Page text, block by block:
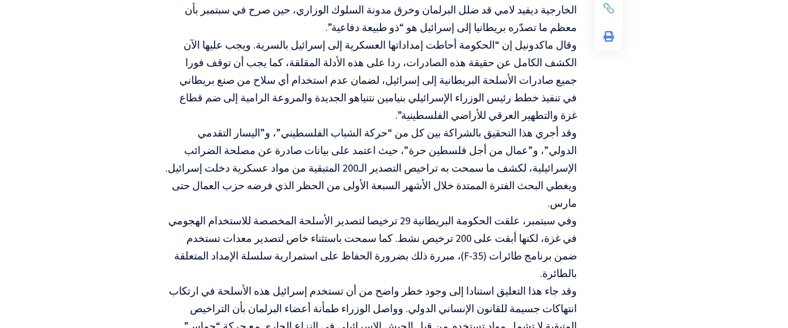
الخارجية ديفيد لامي قد ضلل البرلمان وخرق مدونة السلوك الوزاري، حين صرح في سبتمبر بأن
معظم ما تصدّره بريطانيا إلى إسرائيل هو “ذو طبيعة دفاعية”.
وقال ماكدونيل إن “الحكومة أحاطت إمداداتها العسكرية إلى إسرائيل بالسرية. ويجب عليها الآن
الكشف الكامل عن حقيقة هذه الصادرات، ردا على هذه الأدلة المقلقة، كما يجب أن توقف فورا
جميع صادرات الأسلحة البريطانية إلى إسرائيل، لضمان عدم استخدام أي سلاح من صنع بريطاني
في تنفيذ خطط رئيس الوزراء الإسرائيلي بنيامين نتنياهو الجديدة والمروعة الرامية إلى ضم قطاع
غزة والتطهير العرقي للأراضي الفلسطينية”.
وقد أجري هذا التحقيق بالشراكة بين كل من “حركة الشباب الفلسطيني”، و”اليسار التقدمي
الدولي”، و”عمال من أجل فلسطين حرة”، حيث اعتمد على بيانات صادرة عن مصلحة الضرائب
الإسرائيلية، لكشف ما سمحت به تراخيص التصدير الـ200 المتبقية من مواد عسكرية دخلت إسرائيل.
ويغطي البحث الفترة الممتدة خلال الأشهر السبعة الأولى من الحظر الذي فرضه حزب العمال حتى
مارس.
وفي سبتمبر، علقت الحكومة البريطانية 29 ترخيصا لتصدير الأسلحة المخصصة للاستخدام الهجومي
في غزة، لكنها أبقت على 200 ترخيص نشط. كما سمحت باستثناء خاص لتصدير معدات تستخدم
ضمن برنامج طائرات (F-35)، مبررة ذلك بضرورة الحفاظ على استمرارية سلسلة الإمداد المتعلقة
بالطائرة.
وقد جاء هذا التعليق استنادا إلى وجود خطر واضح من أن تستخدم إسرائيل هذه الأسلحة في ارتكاب
انتهاكات جسيمة للقانون الإنساني الدولي. وواصل الوزراء طمأنة أعضاء البرلمان بأن التراخيص